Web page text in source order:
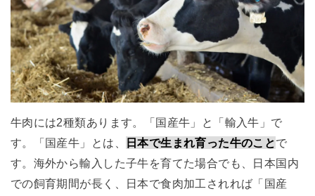
牛肉には2種類あります。「国産牛」と「輸入牛」で
す。「国産牛」とは、
日本で生まれ育った牛のことで
す。海外から輸入した子牛を育てた場合でも、日本国内
での飼育期間が長く、日本で食肉加工されれば「国産